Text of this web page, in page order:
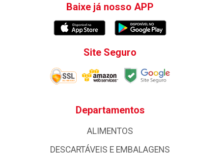
Baixe já nosso APP
Site Seguro
Departamentos
ALIMENTOS
DESCARTÁVEIS E EMBALAGENS